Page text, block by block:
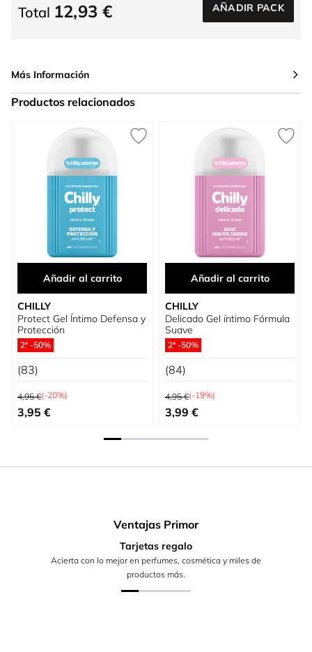
Total 12,93 € AÑADIR PACK
Más Información
Productos relacionados
Press to skip carousel
Añadir al carrito
CHILLY
Protect Gel Íntimo Defensa y
Protección
2ª -50%
(83)
Precio habitual
4,95 €(-20%)
Precio especial
3,95 €
Añadir al carrito
CHILLY
Delicado Gel íntimo Fórmula
Suave
2ª -50%
(84)
Precio habitual
4,95 €(-19%)
Precio especial
3,99 €
Ventajas Primor
Tarjetas regalo
Acierta con lo mejor en perfumes, cosmética y miles de
productos más.